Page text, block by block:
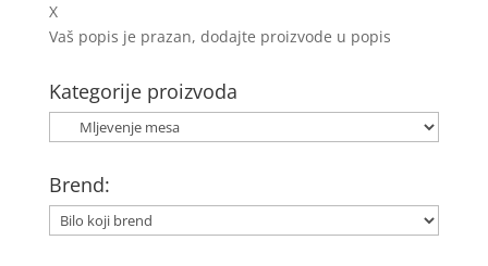
X
Vaš popis je prazan, dodajte proizvode u popis
Kategorije proizvoda
Brend: